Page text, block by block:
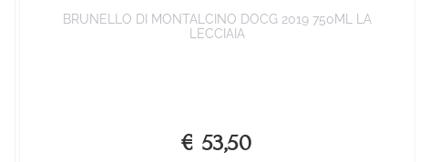
BRUNELLO DI MONTALCINO DOCG 2019 750ML LA
LECCIAIA
€ 53,50